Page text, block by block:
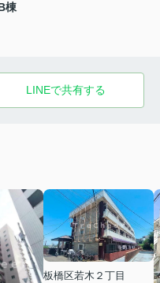
棟
LINEで共有する
板橋区若木２丁目